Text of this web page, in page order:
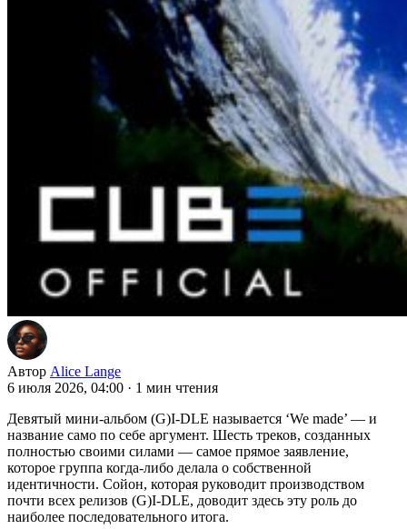
Автор Alice Lange
6 июля 2026, 04:00 · 1 мин чтения
Девятый мини-альбом (G)I-DLE называется ‘We made’ — и
название само по себе аргумент. Шесть треков, созданных
полностью своими силами — самое прямое заявление,
которое группа когда-либо делала о собственной
идентичности. Сойон, которая руководит производством
почти всех релизов (G)I-DLE, доводит здесь эту роль до
наиболее последовательного итога.